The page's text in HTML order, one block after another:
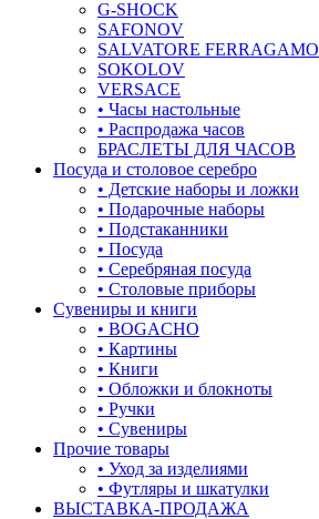
G-SHOCK
SAFONOV
SALVATORE FERRAGAMO
SOKOLOV
VERSACE
• Часы настольные
• Распродажа часов
БРАСЛЕТЫ ДЛЯ ЧАСОВ
Посуда и столовое серебро
• Детские наборы и ложки
• Подарочные наборы
• Подстаканники
• Посуда
• Серебряная посуда
• Столовые приборы
Сувениры и книги
• BOGACHO
• Картины
• Книги
• Обложки и блокноты
• Ручки
• Сувениры
Прочие товары
• Уход за изделиями
• Футляры и шкатулки
ВЫСТАВКА-ПРОДАЖА